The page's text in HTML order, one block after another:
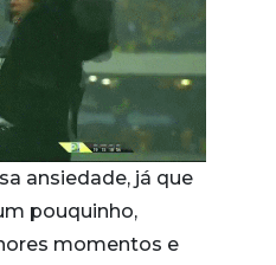
ansiedade, já que
pouquinho,
momentos e